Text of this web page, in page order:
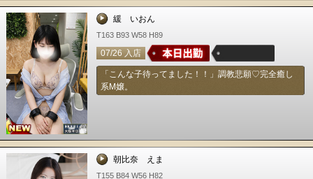
緩 いおん
T163 B93 W58 H89
07/26 入店
「こんな子待ってました！！」調教悲願♡完全癒し
系M嬢。
朝比奈 えま
T155 B84 W56 H82